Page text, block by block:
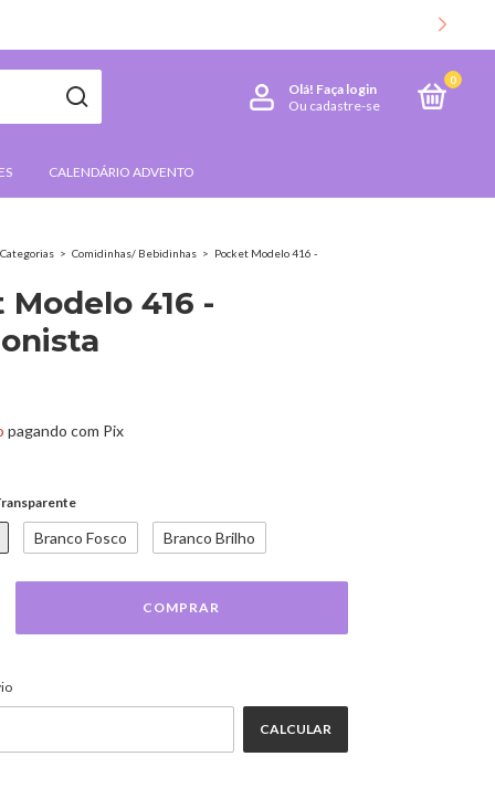
Olá! Faça login
Ou cadastre-se
0
CALENDÁRIO ADVENTO
Categorias > Comidinhas/ Bebidinhas > Pocket Modelo 416 -
Modelo 416 -
pagando com Pix
Branco Fosco Branco Brilho
CALCULAR